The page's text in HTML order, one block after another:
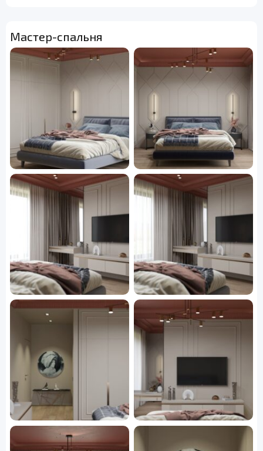
Мастер-спальня